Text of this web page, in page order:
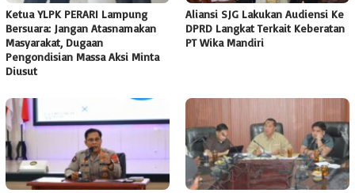
Ketua YLPK PERARI Lampung
Bersuara: Jangan Atasnamakan
Masyarakat, Dugaan
Pengondisian Massa Aksi Minta
Diusut
Aliansi SJG Lakukan Audiensi Ke
DPRD Langkat Terkait Keberatan
PT Wika Mandiri